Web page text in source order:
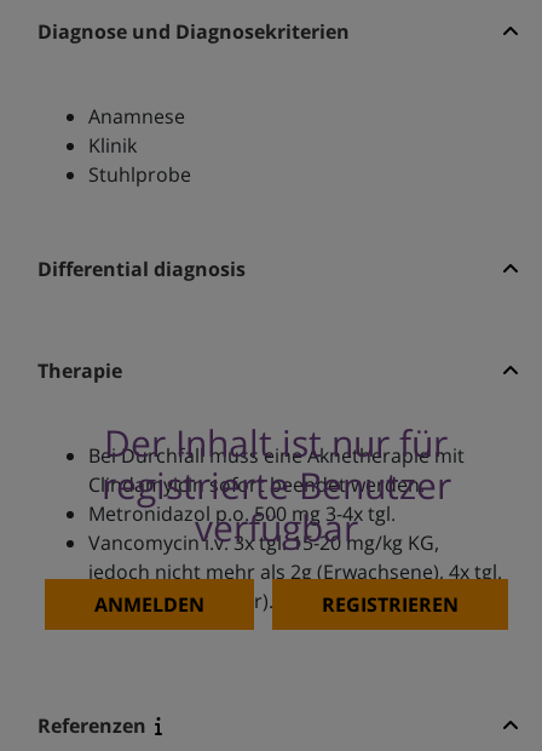
Diagnose und Diagnosekriterien
Anamnese
Klinik
Stuhlprobe
Differential diagnosis
Therapie
Der Inhalt ist nur für
registrierte Benutzer
verfügbar
ANMELDEN REGISTRIEREN
Bei Durchfall muss eine Aknetherapie mit
Clindamyicin sofort beendet werden.
Metronidazol p.o. 500 mg 3-4x tgl.
Vancomycin i.v. 3x tgl. 15-20 mg/kg KG,
jedoch nicht mehr als 2g (Erwachsene), 4x tgl.
10 mg/kg/d (Kinder).
Referenzen